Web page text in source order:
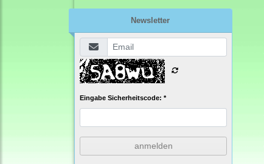
Newsletter
Eingabe Sicherheitscode: *
anmelden